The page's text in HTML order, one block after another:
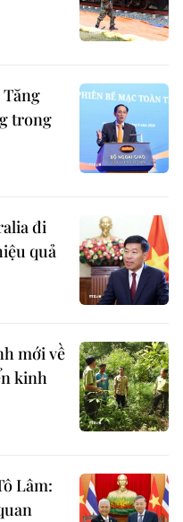
trong
đi
quả
mới về
kinh
Lâm: